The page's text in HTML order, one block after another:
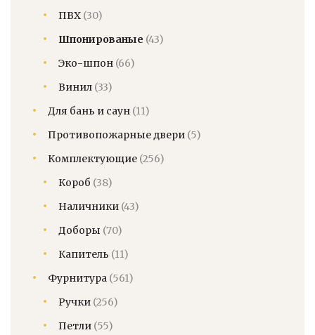
ПВХ (30)
Шпонированые (43)
Эко-шпон (66)
Винил (33)
Для бань и саун (11)
Противопожарные двери (5)
Комплектующие (256)
Короб (38)
Наличники (43)
Доборы (70)
Капитель (11)
Фурнитура (561)
Ручки (256)
Петли (55)